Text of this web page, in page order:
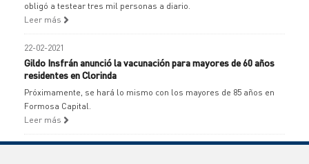
obligó a testear tres mil personas a diario.
Leer más
22-02-2021
Gildo Insfrán anunció la vacunación para mayores de 60 años
residentes en Clorinda
Próximamente, se hará lo mismo con los mayores de 85 años en
Formosa Capital.
Leer más